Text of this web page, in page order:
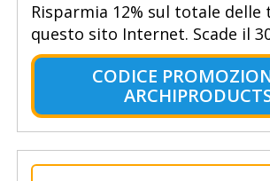
Risparmia 12% sul totale delle
questo sito Internet. Scade il
CODICE